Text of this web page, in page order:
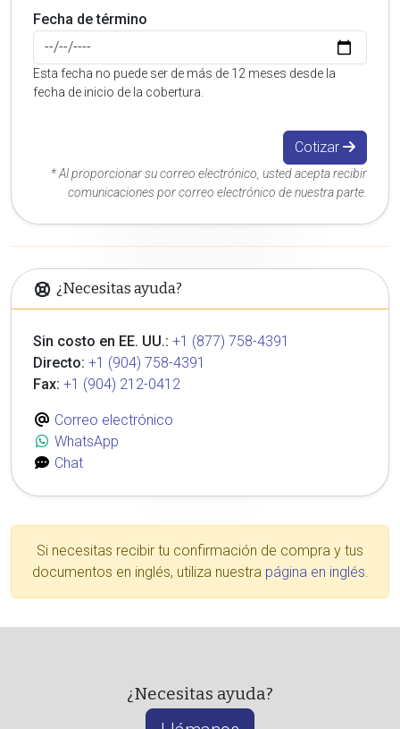
Fecha de término
Esta fecha no puede ser de más de 12 meses desde la
fecha de inicio de la cobertura.
Cotizar
* Al proporcionar su correo electrónico, usted acepta recibir
comunicaciones por correo electrónico de nuestra parte.
¿Necesitas ayuda?
Sin costo en EE. UU.: +1 (877) 758-4391
Directo: +1 (904) 758-4391
Fax: +1 (904) 212-0412
Correo electrónico
WhatsApp
Chat
Si necesitas recibir tu confirmación de compra y tus
documentos en inglés, utiliza nuestra página en inglés.
¿Necesitas ayuda?